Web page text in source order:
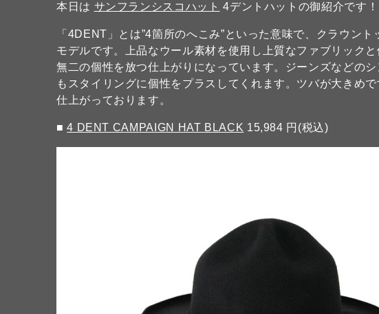
本日は サンフランシスコハット 4デントハットの御紹介です！
「4DENT」とは”4箇所のへこみ”といった意味で、クラウン
モデルです。上品なウール素材を使用し上質なファブリック
無二の個性を放つ仕上がりになっています。ジーンズなどの
もスタイリングに個性をプラスしてくれます。ツバが大きめ
仕上がっております。
■4 DENT CAMPAIGN HAT BLACK 15,984 円(税込)